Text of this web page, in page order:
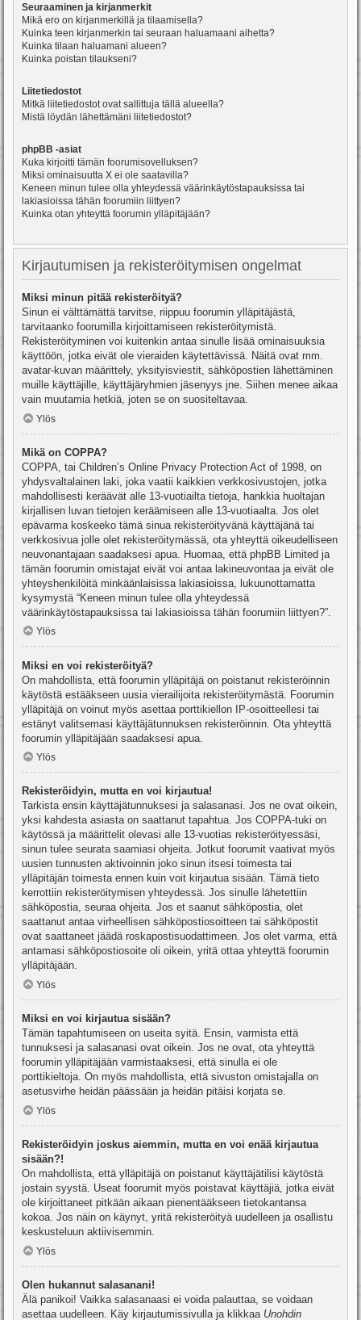
Seuraaminen ja kirjanmerkit
Mikä ero on kirjanmerkillä ja tilaamisella?
Kuinka teen kirjanmerkin tai seuraan haluamaani aihetta?
Kuinka tilaan haluamani alueen?
Kuinka poistan tilaukseni?
Liitetiedostot
Mitkä liitetiedostot ovat sallittuja tällä alueella?
Mistä löydän lähettämäni liitetiedostot?
phpBB -asiat
Kuka kirjoitti tämän foorumisovelluksen?
Miksi ominaisuutta X ei ole saatavilla?
Keneen minun tulee olla yhteydessä väärinkäytöstapauksissa tai
lakiasioissa tähän foorumiin liittyen?
Kuinka otan yhteyttä foorumin ylläpitäjään?
Kirjautumisen ja rekisteröitymisen ongelmat
Miksi minun pitää rekisteröityä?
Sinun ei välttämättä tarvitse, riippuu foorumin ylläpitäjästä,
tarvitaanko foorumilla kirjoittamiseen rekisteröitymistä.
Rekisteröityminen voi kuitenkin antaa sinulle lisää ominaisuuksia
käyttöön, jotka eivät ole vieraiden käytettävissä. Näitä ovat mm.
avatar-kuvan määrittely, yksityisviestit, sähköpostien lähettäminen
muille käyttäjille, käyttäjäryhmien jäsenyys jne. Siihen menee aikaa
vain muutamia hetkiä, joten se on suositeltavaa.
Ylös
Mikä on COPPA?
COPPA, tai Children’s Online Privacy Protection Act of 1998, on
yhdysvaltalainen laki, joka vaatii kaikkien verkkosivustojen, jotka
mahdollisesti keräävät alle 13-vuotiailta tietoja, hankkia huoltajan
kirjallisen luvan tietojen keräämiseen alle 13-vuotiaalta. Jos olet
epävarma koskeeko tämä sinua rekisteröityvänä käyttäjänä tai
verkkosivua jolle olet rekisteröitymässä, ota yhteyttä oikeudelliseen
neuvonantajaan saadaksesi apua. Huomaa, että phpBB Limited ja
tämän foorumin omistajat eivät voi antaa lakineuvontaa ja eivät ole
yhteyshenkilöitä minkäänlaisissa lakiasioissa, lukuunottamatta
kysymystä “Keneen minun tulee olla yhteydessä
väärinkäytöstapauksissa tai lakiasioissa tähän foorumiin liittyen?”.
Ylös
Miksi en voi rekisteröityä?
On mahdollista, että foorumin ylläpitäjä on poistanut rekisteröinnin
käytöstä estääkseen uusia vierailijoita rekisteröitymästä. Foorumin
ylläpitäjä on voinut myös asettaa porttikiellon IP-osoitteellesi tai
estänyt valitsemasi käyttäjätunnuksen rekisteröinnin. Ota yhteyttä
foorumin ylläpitäjään saadaksesi apua.
Ylös
Rekisteröidyin, mutta en voi kirjautua!
Tarkista ensin käyttäjätunnuksesi ja salasanasi. Jos ne ovat oikein,
yksi kahdesta asiasta on saattanut tapahtua. Jos COPPA-tuki on
käytössä ja määrittelit olevasi alle 13-vuotias rekisteröityessäsi,
sinun tulee seurata saamiasi ohjeita. Jotkut foorumit vaativat myös
uusien tunnusten aktivoinnin joko sinun itsesi toimesta tai
ylläpitäjän toimesta ennen kuin voit kirjautua sisään. Tämä tieto
kerrottiin rekisteröitymisen yhteydessä. Jos sinulle lähetettiin
sähköpostia, seuraa ohjeita. Jos et saanut sähköpostia, olet
saattanut antaa virheellisen sähköpostiosoitteen tai sähköpostit
ovat saattaneet jäädä roskapostisuodattimeen. Jos olet varma, että
antamasi sähköpostiosoite oli oikein, yritä ottaa yhteyttä foorumin
ylläpitäjään.
Ylös
Miksi en voi kirjautua sisään?
Tämän tapahtumiseen on useita syitä. Ensin, varmista että
tunnuksesi ja salasanasi ovat oikein. Jos ne ovat, ota yhteyttä
foorumin ylläpitäjään varmistaaksesi, että sinulla ei ole
porttikieltoja. On myös mahdollista, että sivuston omistajalla on
asetusvirhe heidän päässään ja heidän pitäisi korjata se.
Ylös
Rekisteröidyin joskus aiemmin, mutta en voi enää kirjautua
sisään?!
On mahdollista, että ylläpitäjä on poistanut käyttäjätilisi käytöstä
jostain syystä. Useat foorumit myös poistavat käyttäjiä, jotka eivät
ole kirjoittaneet pitkään aikaan pienentääkseen tietokantansa
kokoa. Jos näin on käynyt, yritä rekisteröityä uudelleen ja osallistu
keskusteluun aktiivisemmin.
Ylös
Olen hukannut salasanani!
Älä panikoi! Vaikka salasanaasi ei voida palauttaa, se voidaan
asettaa uudelleen. Käy kirjautumissivulla ja klikkaa Unohdin